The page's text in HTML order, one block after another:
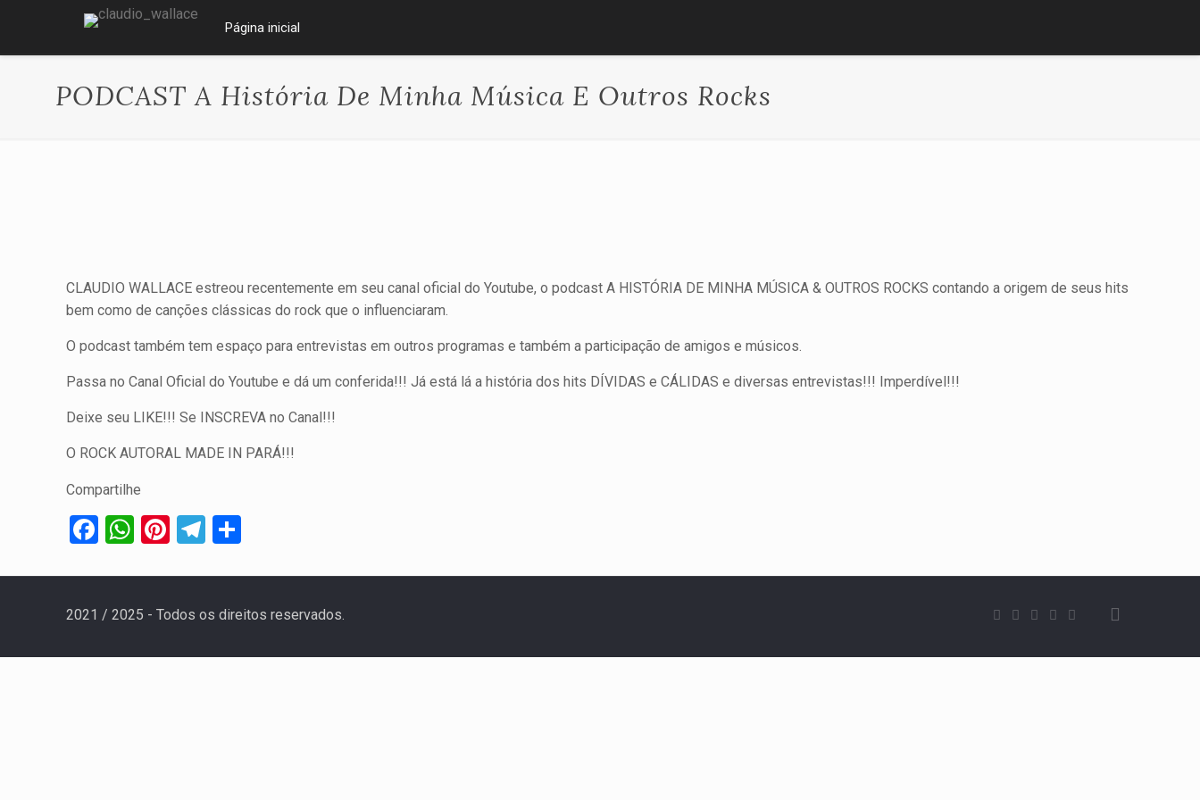
Página inicial
PODCAST A História De Minha Música E Outros Rocks
CLAUDIO WALLACE estreou recentemente em seu canal oficial do Youtube, o podcast A HISTÓRIA DE MINHA MÚSICA & OUTROS ROCKS contando a origem de seus hits
bem como de canções clássicas do rock que o influenciaram.
O podcast também tem espaço para entrevistas em outros programas e também a participação de amigos e músicos.
Passa no Canal Oficial do Youtube e dá um conferida!!! Já está lá a história dos hits DÍVIDAS e CÁLIDAS e diversas entrevistas!!! Imperdível!!!
Deixe seu LIKE!!! Se INSCREVA no Canal!!!
O ROCK AUTORAL MADE IN PARÁ!!!
Compartilhe
Facebook
WhatsApp
Pinterest
Telegram
2021 / 2025 - Todos os direitos reservados.